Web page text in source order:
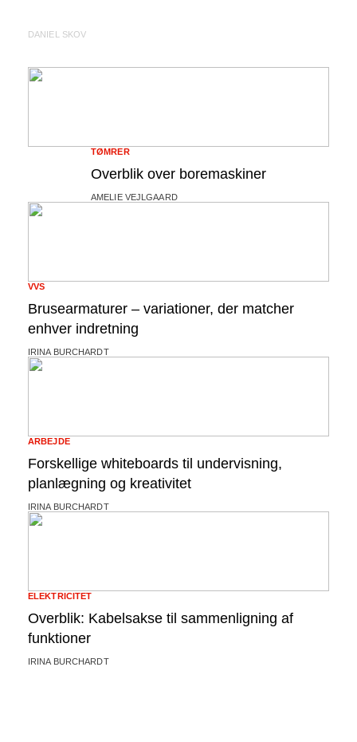
DANIEL SKOV
Overblik over boremaskiner
TØMRER
AMELIE VEJLGAARD
Brusearmaturer – variationer, der matcher
enhver indretning
VVS
IRINA BURCHARDT
Forskellige whiteboards til undervisning,
planlægning og kreativitet
ARBEJDE
IRINA BURCHARDT
Overblik: Kabelsakse til sammenligning af
funktioner
ELEKTRICITET
IRINA BURCHARDT